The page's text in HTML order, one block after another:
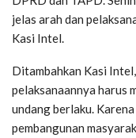
jelas arah dan
Kasi Intel.
Ditambahkan Kasi
pelaksanaannya harus
undang berlaku.
pembangunan